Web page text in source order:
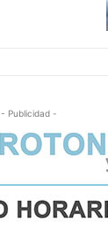
- Publicidad -